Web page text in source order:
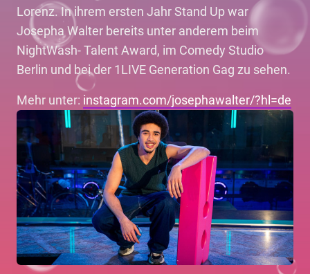
Lorenz. In ihrem ersten Jahr Stand Up war
Josepha Walter bereits unter anderem beim
NightWash- Talent Award, im Comedy Studio
Berlin und bei der 1LIVE Generation Gag zu sehen.
Mehr unter: instagram.com/josephawalter/?hl=de